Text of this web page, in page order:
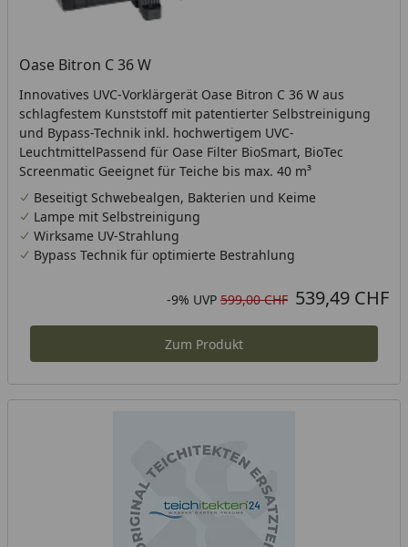
Oase Bitron C 36 W
Innovatives UVC-Vorklärgerät Oase Bitron C 36 W aus
schlagfestem Kunststoff mit patentierter Selbstreinigung
und Bypass-Technik inkl. hochwertigem UVC-
LeuchtmittelPassend für Oase Filter BioSmart, BioTec
Screenmatic Geeignet für Teiche bis max. 40 m³
Beseitigt Schwebealgen, Bakterien und Keime
Lampe mit Selbstreinigung
Wirksame UV-Strahlung
Bypass Technik für optimierte Bestrahlung
Rabatt in Prozent
-9%
Ursprünglicher Preis
UVP 599,00 CHF
Aktueller Preis 539,49 CHF
Zum Produkt